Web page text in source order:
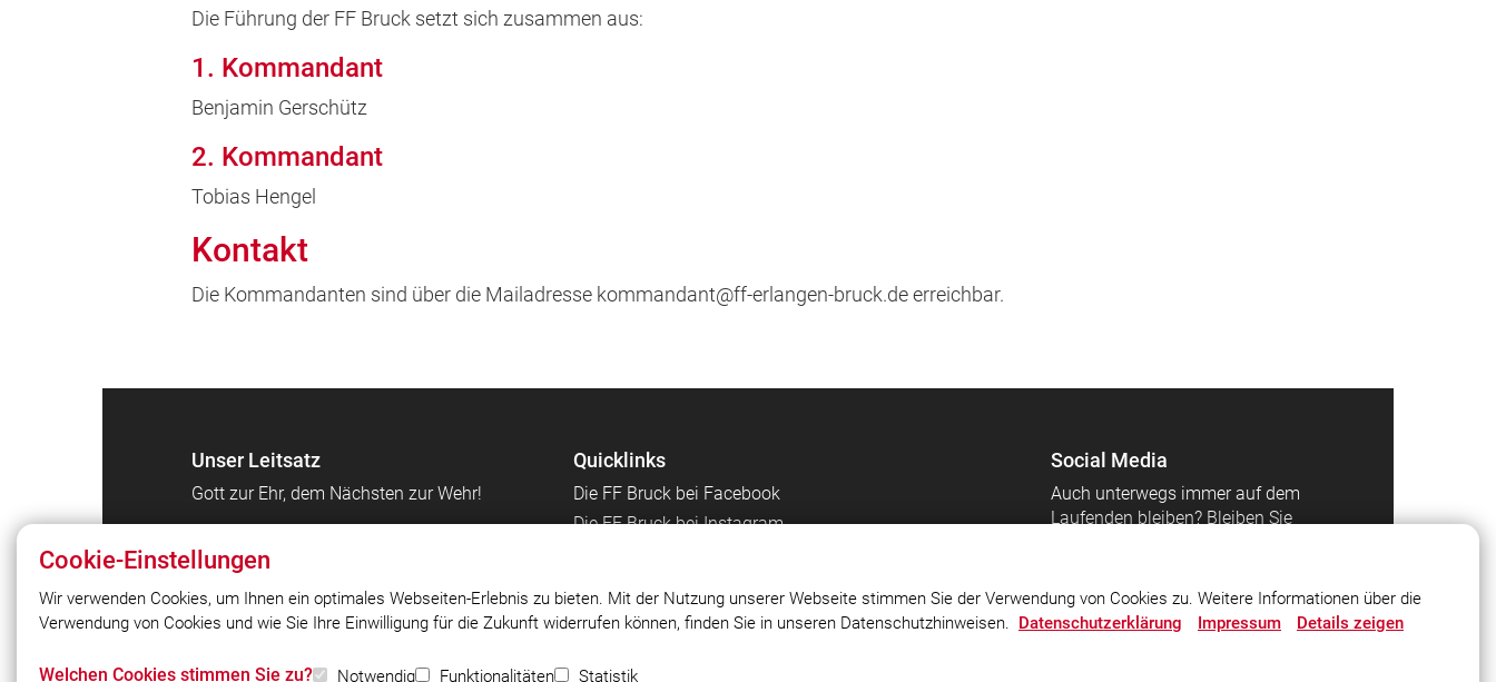
Die Führung der FF Bruck setzt sich zusammen aus:
1. Kommandant
Benjamin Gerschütz
2. Kommandant
Tobias Hengel
Kontakt
Die Kommandanten sind über die Mailadresse kommandant@ff-erlangen-bruck.de erreichbar.
Unser Leitsatz
Gott zur Ehr, dem Nächsten zur Wehr!
Quicklinks
Die FF Bruck bei Facebook
Die FF Bruck bei Instagram
Social Media
Auch unterwegs immer auf dem
Laufenden bleiben? Bleiben Sie
© 2026 Freiwillige Feuerwehr Bruck e.V. Impressum
Cookie-Einstellungen
Wir verwenden Cookies, um Ihnen ein optimales Webseiten-Erlebnis zu bieten. Mit der Nutzung unserer Webseite stimmen Sie der Verwendung von Cookies zu. Weitere Informationen über die
Verwendung von Cookies und wie Sie Ihre Einwilligung für die Zukunft widerrufen können, finden Sie in unseren Datenschutzhinweisen. Datenschutzerklärung Impressum Details zeigen
Welchen Cookies stimmen Sie zu? Notwendig Funktionalitäten Statistik